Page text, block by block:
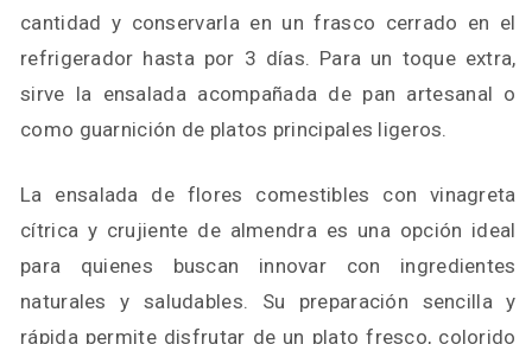
cantidad y conservarla en un frasco cerrado en el
refrigerador hasta por 3 días. Para un toque extra,
sirve la ensalada acompañada de pan artesanal o
como guarnición de platos principales ligeros.
La ensalada de flores comestibles con vinagreta
cítrica y crujiente de almendra es una opción ideal
para quienes buscan innovar con ingredientes
naturales y saludables. Su preparación sencilla y
rápida permite disfrutar de un plato fresco, colorido